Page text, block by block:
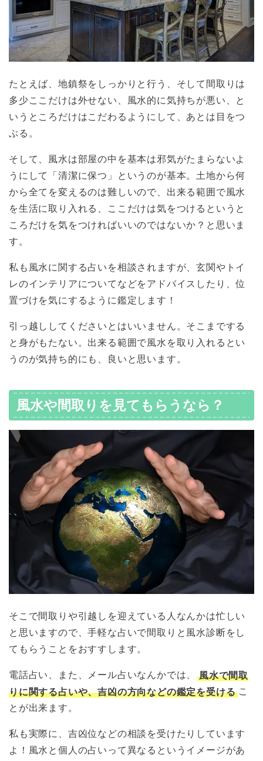
たとえば、地鎮祭をしっかりと行う、そして間取りは
多少ここだけは外せない、風水的に気持ちが悪い、と
いうところだけはこだわるようにして、あとは目をつ
ぶる。
そして、風水は部屋の中を基本は邪気がたまらないよ
うにして「清潔に保つ」というのが基本。土地から何
から全てを変えるのは難しいので、出来る範囲で風水
を生活に取り入れる、ここだけは気をつけるというと
ころだけを気をつければいいのではないか？と思いま
す。
私も風水に関する占いを相談されますが、玄関やトイ
レのインテリアについてなどをアドバイスしたり、位
置づけを気にするように鑑定します！
引っ越ししてくださいとはいいません。そこまでする
と身がもたない。出来る範囲で風水を取り入れるとい
うのが気持ち的にも、良いと思います。
風水や間取りを見てもらうなら？
そこで間取りや引越しを迎えている人なんかは忙しい
と思いますので、手軽な占いで間取りと風水診断をし
てもらうことをおすすします。
電話占い、また、メール占いなんかでは、
風水で間取
りに関する占いや、吉凶の方向などの鑑定を受ける こ
とが出来ます。
私も実際に、吉凶位などの相談を受けたりしています
よ！風水と個人の占いって異なるというイメージがあ